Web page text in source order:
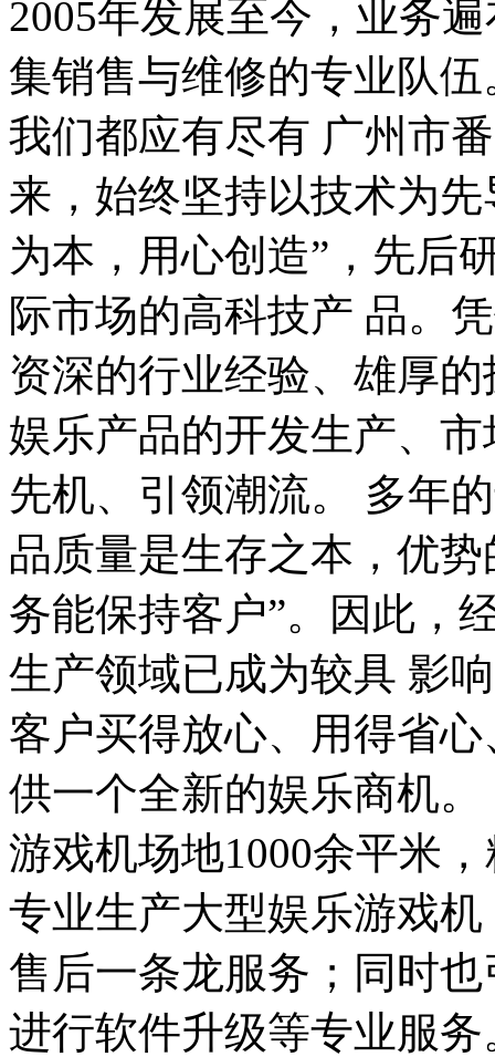
2005年发展至今，业务
集销售与维修的专业队
我们都应有尽有 广州市
来，始终坚持以技术为
为本，用心创造”，先后
际市场的高科技产 品。
资深的行业经验、雄厚
娱乐产品的开发生产、
先机、引领潮流。 多年
品质量是生存之本，优
务能保持客户”。因此，
生产领域已成为较具 影
客户买得放心、用得省
供一个全新的娱乐商机
游戏机场地1000余平米
专业生产大型娱乐游戏
售后一条龙服务；同时
进行软件升级等专业服